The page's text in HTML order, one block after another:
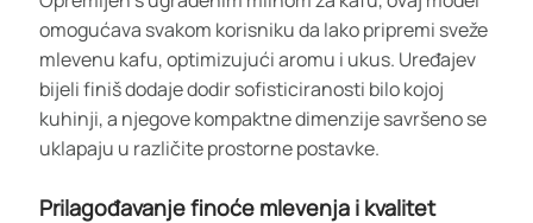
omogućava svakom korisniku da lako pripremi sveže
mlevenu kafu, optimizujući aromu i ukus. Uređajev
bijeli finiš dodaje dodir sofisticiranosti bilo kojoj
kuhinji, a njegove kompaktne dimenzije savršeno se
uklapaju u različite prostorne postavke.
Prilagođavanje finoće mlevenja i kvalitet